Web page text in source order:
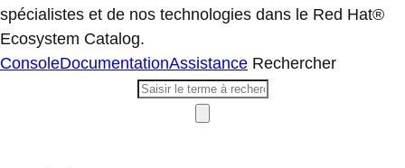
spécialistes et de nos technologies dans le Red Hat®
Ecosystem Catalog.
ConsoleDocumentationAssistance Rechercher